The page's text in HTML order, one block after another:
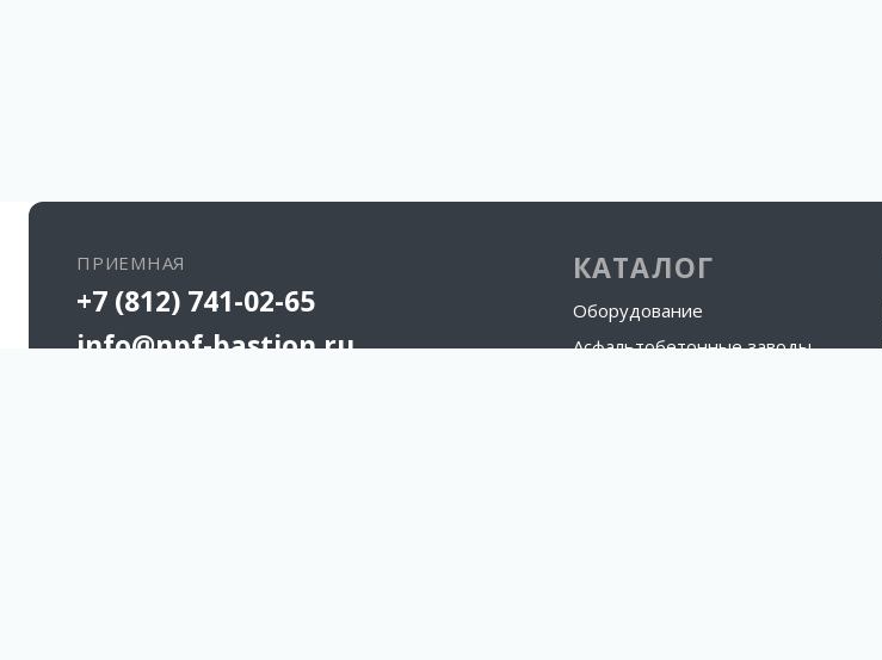
ПРИЕМНАЯ
+7 (812) 741-02-65
info@npf-bastion.ru
КАТАЛОГ
Оборудование
Асфальтобетонные заводы